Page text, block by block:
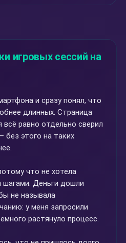
игровых сессий на
и сразу понял, что
длинных. Страница
равно отдельно сверил
без этого на таких
что не хотела
Деньги дошли
не называла
у меня запросили
растянуло процесс.